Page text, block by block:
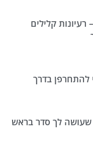
קלילים
להתחרפן בדרך
שעושה לך סדר בראש